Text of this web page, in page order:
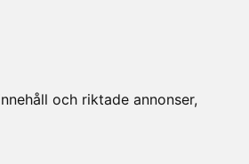
och riktade annonser,